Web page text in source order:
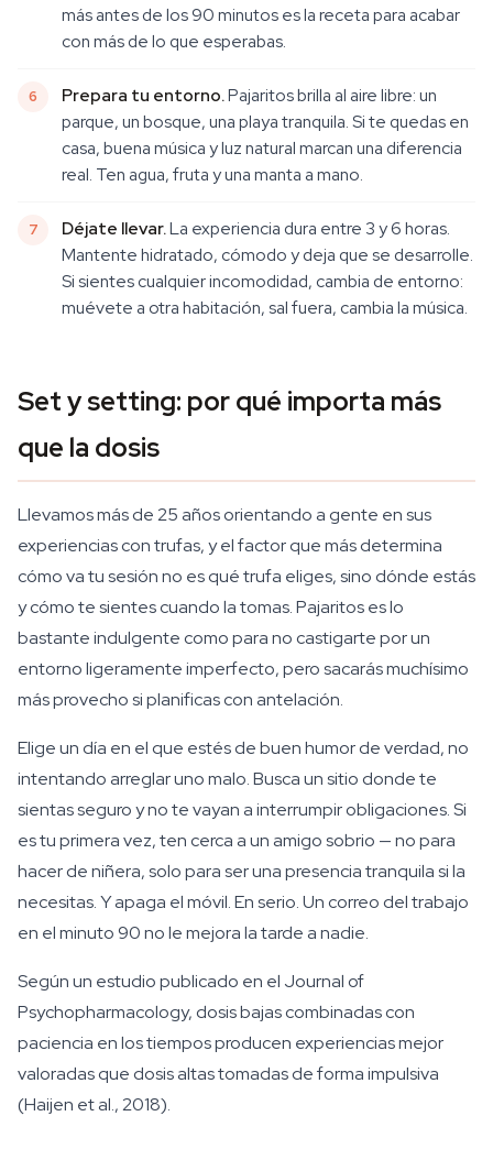
más antes de los 90 minutos es la receta para acabar
con más de lo que esperabas.
Prepara tu entorno.Pajaritos brilla al aire libre: un
parque, un bosque, una playa tranquila. Si te quedas en
casa, buena música y luz natural marcan una diferencia
real. Ten agua, fruta y una manta a mano.
Déjate llevar.La experiencia dura entre 3 y 6 horas.
Mantente hidratado, cómodo y deja que se desarrolle.
Si sientes cualquier incomodidad, cambia de entorno:
muévete a otra habitación, sal fuera, cambia la música.
Set y setting: por qué importa más
que la dosis
Llevamos más de 25 años orientando a gente en sus
experiencias con trufas, y el factor que más determina
cómo va tu sesión no es qué trufa eliges, sino dónde estás
y cómo te sientes cuando la tomas. Pajaritos es lo
bastante indulgente como para no castigarte por un
entorno ligeramente imperfecto, pero sacarás muchísimo
más provecho si planificas con antelación.
Elige un día en el que estés de buen humor de verdad, no
intentando arreglar uno malo. Busca un sitio donde te
sientas seguro y no te vayan a interrumpir obligaciones. Si
es tu primera vez, ten cerca a un amigo sobrio — no para
hacer de niñera, solo para ser una presencia tranquila si la
necesitas. Y apaga el móvil. En serio. Un correo del trabajo
en el minuto 90 no le mejora la tarde a nadie.
Según un estudio publicado en el Journal of
Psychopharmacology, dosis bajas combinadas con
paciencia en los tiempos producen experiencias mejor
valoradas que dosis altas tomadas de forma impulsiva
(Haijen et al., 2018).